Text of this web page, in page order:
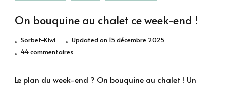
On bouquine au chalet ce week-end !
Sorbet-Kiwi Updated on 15 décembre 2025
44 commentairessur
bouquine
Le plan du week-end ? On bouquine au chalet ! Un